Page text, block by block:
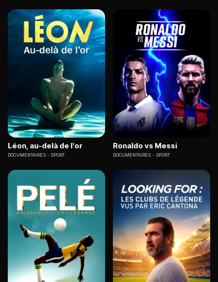
entraînements et de ses ambitions pour les
championnats du monde d’escrime fin juillet.
Léon, au-delà de l'or
DOCUMENTAIRES SPORT
Ronaldo vs Messi
DOCUMENTAIRES SPORT